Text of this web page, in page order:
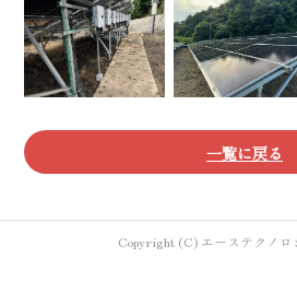
一覧に戻る
Copyright (C) エーステクノロ